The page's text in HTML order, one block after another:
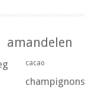
amandelen
cacao
champignons